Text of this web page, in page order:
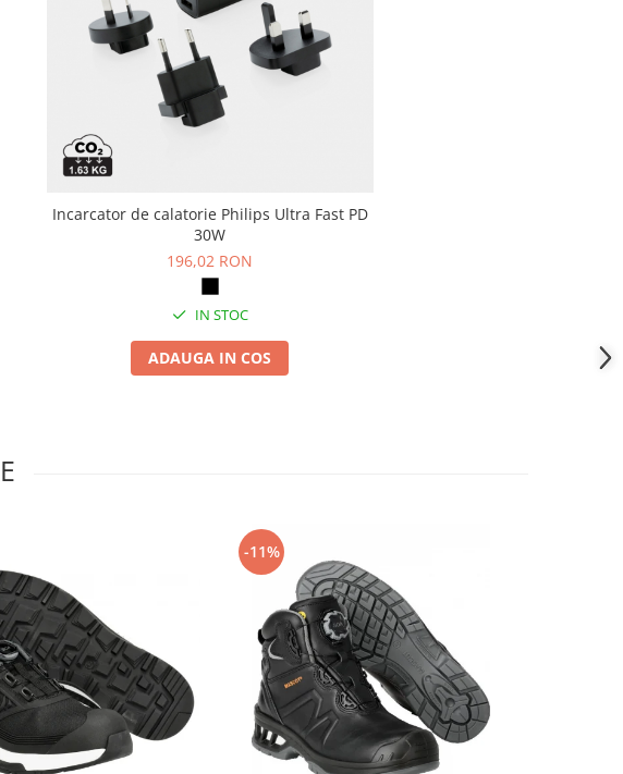
Incarcator de calatorie Philips Ultra Fast PD
30W
196,02 RON
IN STOC
ADAUGA IN COS
-11%